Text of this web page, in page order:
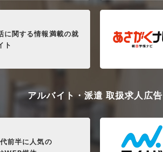
に関する情報満載の就
ト
アルバイト・派遣 取扱求人広告
前半に人気の